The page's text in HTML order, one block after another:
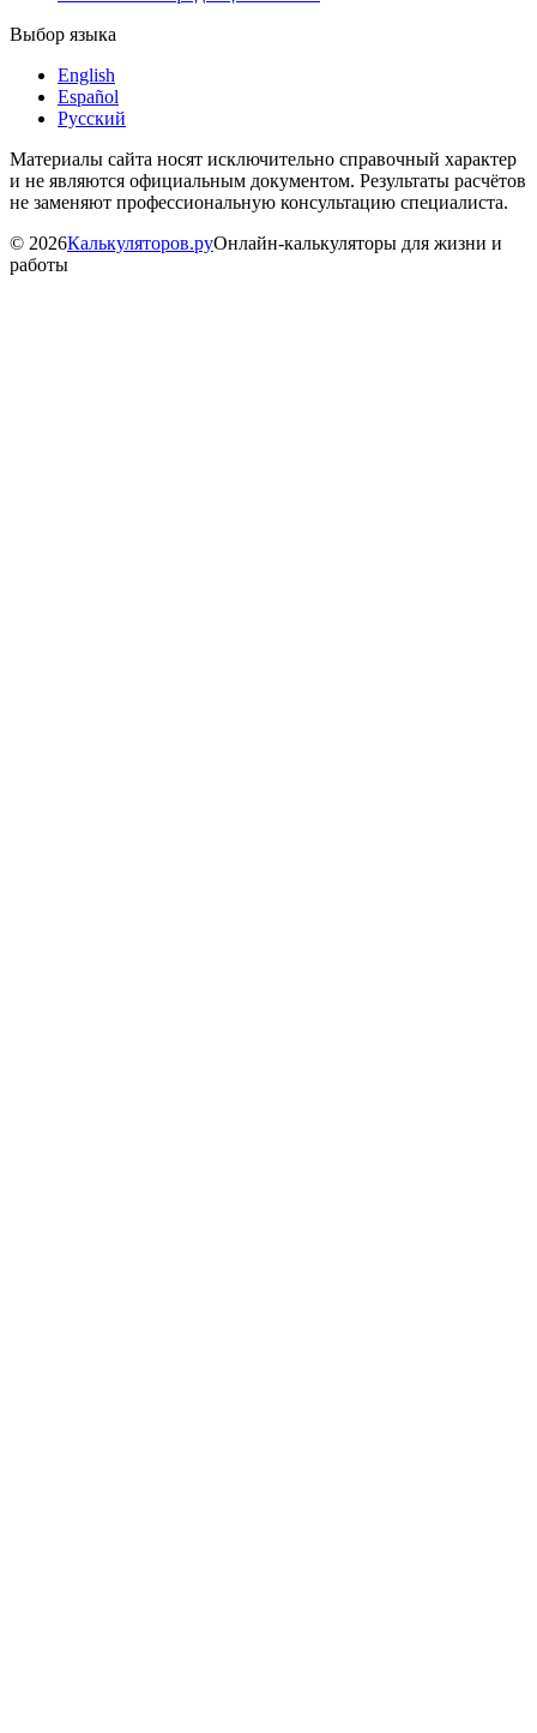
Выбор языка
English
Español
Русский
Материалы сайта носят исключительно справочный характер
и не являются официальным документом. Результаты расчётов
не заменяют профессиональную консультацию специалиста.
© 2026Калькуляторов.руОнлайн-калькуляторы для жизни и
работы